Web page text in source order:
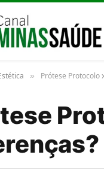
» Prótese Protocolo